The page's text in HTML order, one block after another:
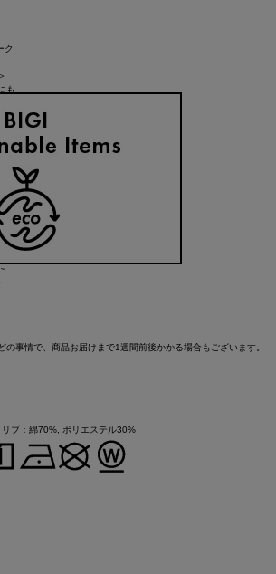
ク
も
た。
ィスト、
り入れて
だけるよう、
事情で、商品お届けまで1週間前後かかる場合もございます。
ブ：綿70%, ポリエステル30%